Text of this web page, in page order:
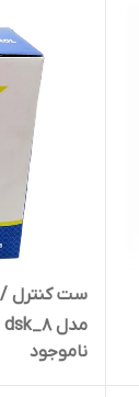
مدل DSK_8 | dsk_8
ناموجود